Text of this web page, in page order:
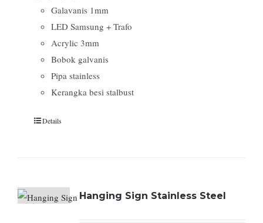
Galavanis 1mm
LED Samsung + Trafo
Acrylic 3mm
Bobok galvanis
Pipa stainless
Kerangka besi stalbust
Details
Hanging Sign Stainless Steel